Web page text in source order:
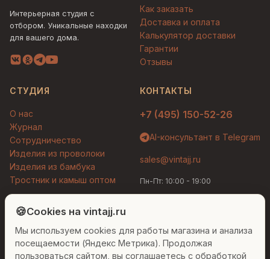
Интерьерная студия с
отбором. Уникальные находки
для вашего дома.
Как заказать
Доставка и оплата
Калькулятор доставки
Гарантии
Отзывы
СТУДИЯ
О нас
Журнал
Сотрудничество
Изделия из проволоки
Изделия из бамбука
Тростник и камыш оптом
КОНТАКТЫ
+7 (495) 150-52-26
AI-консультант в Telegram
sales@vintajj.ru
Пн-Пт: 10:00 - 19:00
© 2026 Vintajj. Все права защищены.
Договор оферты
Политика конфиденциальности
Согласие на обработку ПДн
Настройки cookies
🍪Cookies на vintajj.ru
Мы используем cookies для работы магазина и анализа
посещаемости (Яндекс Метрика). Продолжая
пользоваться сайтом, вы соглашаетесь с обработкой
Людмила
Привет! Я Людмила, ваш персональный
консультант по декору. Чем могу помочь?